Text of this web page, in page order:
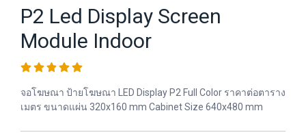
P2 Led Display Screen
Module Indoor
จอโฆษณา ป้ายโฆษณา LED Display P2 Full Color ราคาต่อตาราง
เมตร ขนาดแผ่น 320x160 mm Cabinet Size 640x480 mm